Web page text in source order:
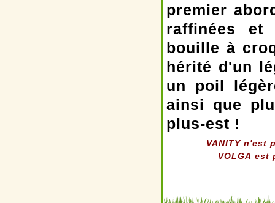
premier
raffinées et
bouille à
hérité d'un
un poil
ainsi que
plus-est !
VANITY n'est
VOLGA est